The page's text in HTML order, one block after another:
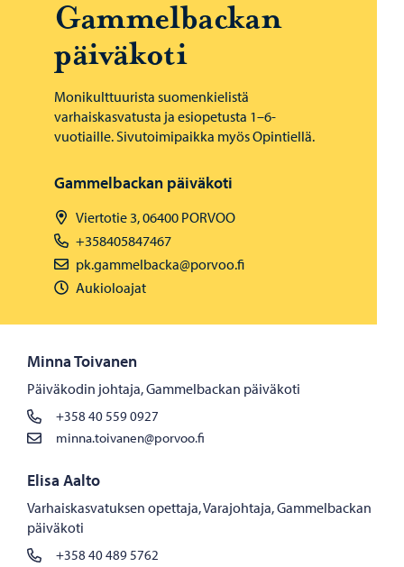
Gam­mel­bac­kan
päi­vä­ko­ti
Monikulttuurista suomenkielistä
varhaiskasvatusta ja esiopetusta 1–6-
vuotiaille. Sivutoimipaikka myös Opintiellä.
Gammelbackan päiväkoti
Viertotie 3, 06400 PORVOO
+358405847467
pk.gammelbacka@porvoo.fi
Aukioloajat
Minna Toivanen
Päiväkodin johtaja, Gammelbackan päiväkoti
+358 40 559 0927
minna.toivanen@porvoo.fi
Elisa Aalto
Varhaiskasvatuksen opettaja, Varajohtaja, Gammelbackan
päiväkoti
+358 40 489 5762